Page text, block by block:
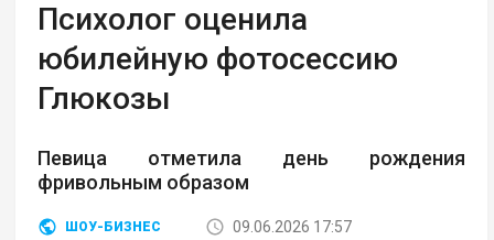
Психолог оценила
юбилейную фотосессию
Глюкозы
Певица отметила день рождения
фривольным образом
ШОУ-БИЗНЕС
09.06.2026 17:57